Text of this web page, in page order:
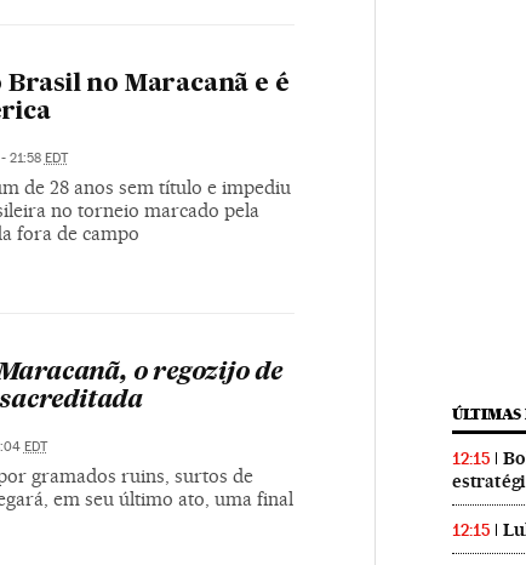
no Maracanã e é
21:58 EDT
de 28 anos sem título e impediu
no torneio marcado pela
fora de campo
o regozijo de
EDT
gramados ruins, surtos de
em seu último ato, uma final
ÚLTIMAS
12:15
12:15